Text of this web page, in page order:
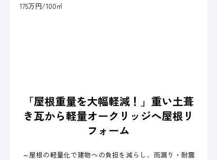
175万円/100㎡
「屋根重量を大幅軽減！」重い土葺
き瓦から軽量オークリッジへ屋根リ
フォーム
～屋根の軽量化で建物への負担を減らし、雨漏り・耐震